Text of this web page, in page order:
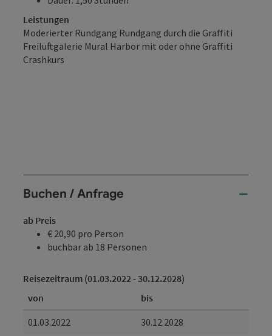
Leistungen
Moderierter Rundgang Rundgang durch die Graffiti
Freiluftgalerie Mural Harbor mit oder ohne Graffiti
Crashkurs
Buchen / Anfrage
ab Preis
€ 20,90 pro Person
buchbar ab 18 Personen
Reisezeitraum (01.03.2022 - 30.12.2028)
von
bis
01.03.2022
30.12.2028